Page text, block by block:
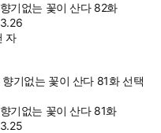
기없는 꽃이 산다 82화
자
기없는 꽃이 산다 81화 선택
기없는 꽃이 산다 81화